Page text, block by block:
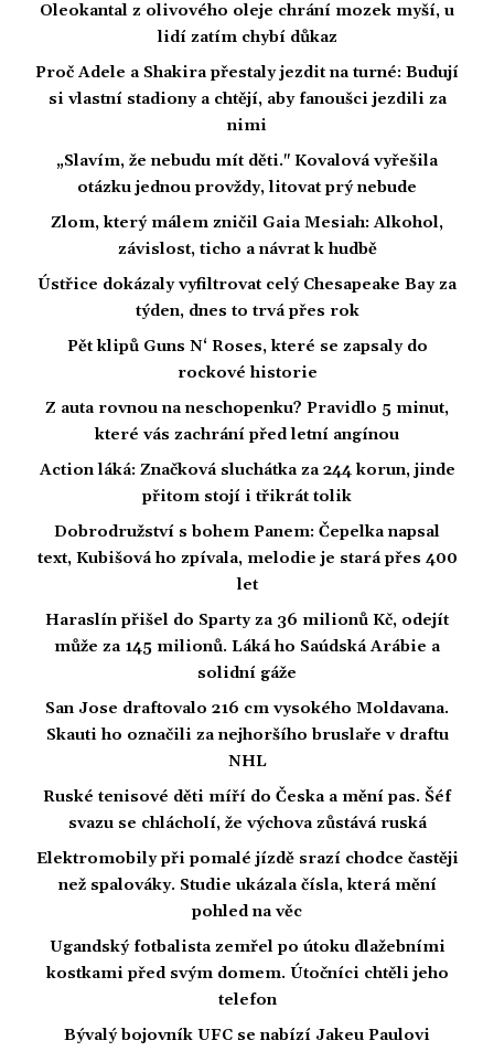
Oleokantal z olivového oleje chrání mozek myší, u
lidí zatím chybí důkaz
Proč Adele a Shakira přestaly jezdit na turné: Budují
si vlastní stadiony a chtějí, aby fanoušci jezdili za
nimi
„Slavím, že nebudu mít děti." Kovalová vyřešila
otázku jednou provždy, litovat prý nebude
Zlom, který málem zničil Gaia Mesiah: Alkohol,
závislost, ticho a návrat k hudbě
Ústřice dokázaly vyfiltrovat celý Chesapeake Bay za
týden, dnes to trvá přes rok
Pět klipů Guns N‘ Roses, které se zapsaly do
rockové historie
Z auta rovnou na neschopenku? Pravidlo 5 minut,
které vás zachrání před letní angínou
Action láká: Značková sluchátka za 244 korun, jinde
přitom stojí i třikrát tolik
Dobrodružství s bohem Panem: Čepelka napsal
text, Kubišová ho zpívala, melodie je stará přes 400
let
Haraslín přišel do Sparty za 36 milionů Kč, odejít
může za 145 milionů. Láká ho Saúdská Arábie a
solidní gáže
San Jose draftovalo 216 cm vysokého Moldavana.
Skauti ho označili za nejhoršího bruslaře v draftu
NHL
Ruské tenisové děti míří do Česka a mění pas. Šéf
svazu se chlácholí, že výchova zůstává ruská
Elektromobily při pomalé jízdě srazí chodce častěji
než spalováky. Studie ukázala čísla, která mění
pohled na věc
Ugandský fotbalista zemřel po útoku dlažebními
kostkami před svým domem. Útočníci chtěli jeho
telefon
Bývalý bojovník UFC se nabízí Jakeu Paulovi